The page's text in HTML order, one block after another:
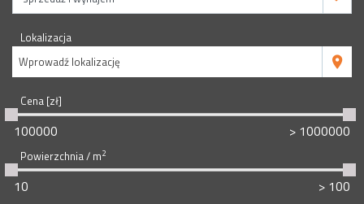
Lokalizacja
Wprowadź lokalizację
Cena [zł]
Powierzchnia / m2